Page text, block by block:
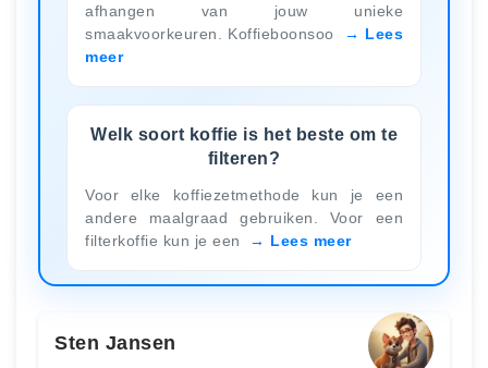
afhangen van jouw unieke
smaakvoorkeuren. Koffieboonsoo
Lees
meer
Welk soort koffie is het beste om te
filteren?
Voor elke koffiezetmethode kun je een
andere maalgraad gebruiken. Voor een
filterkoffie kun je een
Lees meer
Sten Jansen